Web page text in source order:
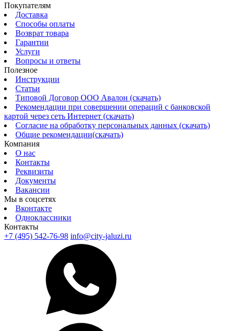
Покупателям
Доставка
Способы оплаты
Возврат товара
Гарантии
Услуги
Вопросы и ответы
Полезное
Инструкции
Статьи
Типовой Договор ООО Авалон (скачать)
Рекомендации при совершении операций с банковской
картой через сеть Интернет (скачать)
Согласие на обработку персональных данных (скачать)
Общие рекомендации(скачать)
Компания
О нас
Контакты
Реквизиты
Документы
Вакансии
Мы в соцсетях
Вконтакте
Одноклассники
Контакты
+7 (495) 542-76-98 info@city-jaluzi.ru